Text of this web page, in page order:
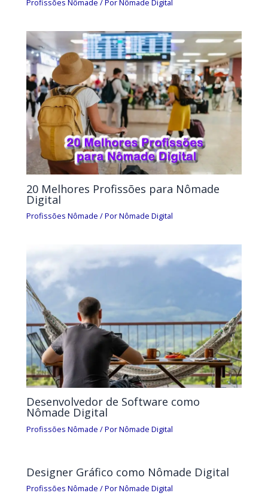
Profissões Nômade / PorNômade Digital
20 Melhores Profissões para Nômade
Digital
Profissões Nômade / PorNômade Digital
Desenvolvedor de Software como
Nômade Digital
Profissões Nômade / PorNômade Digital
Designer Gráfico como Nômade Digital
Profissões Nômade / PorNômade Digital